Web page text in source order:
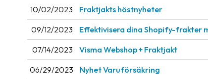
10/02/2023 Fraktjakts höstnyheter
09/12/2023 Effektivisera dina Shopify-frakter
07/14/2023 Visma Webshop + Fraktjakt
06/29/2023 Nyhet Varuförsäkring